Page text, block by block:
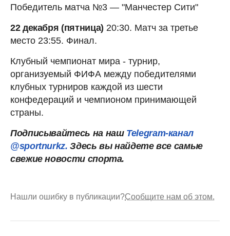
Победитель матча №3 — "Манчестер Сити"
22 декабря (пятница) 20:30. Матч за третье
место 23:55. Финал.
Клубный чемпионат мира - турнир,
организуемый ФИФА между победителями
клубных турниров каждой из шести
конфедераций и чемпионом принимающей
страны.
Подписывайтесь на наш Telegram-канал
@sportnurkz. Здесь вы найдете все самые
свежие новости спорта.
Нашли ошибку в публикации?Сообщите нам об этом.